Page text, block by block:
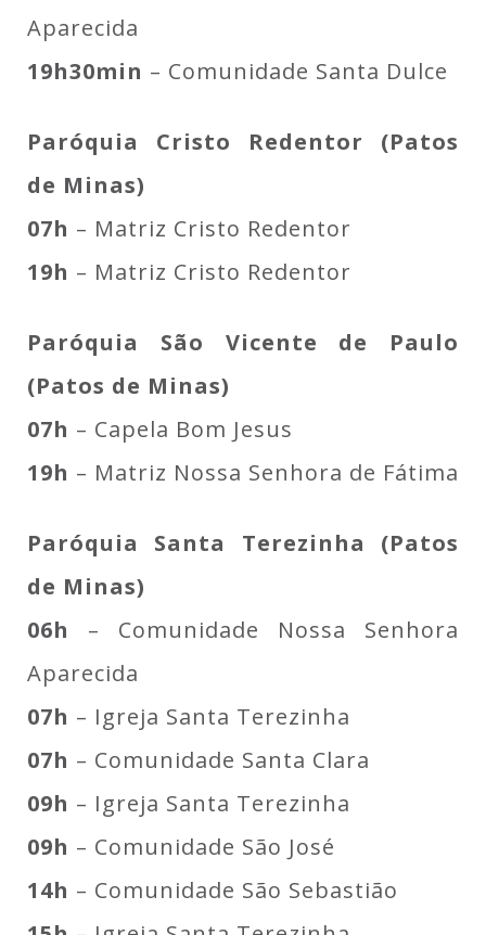
Aparecida
19h30min – Comunidade Santa Dulce
Paróquia Cristo Redentor (Patos
de Minas)
07h – Matriz Cristo Redentor
19h – Matriz Cristo Redentor
Paróquia São Vicente de Paulo
(Patos de Minas)
07h – Capela Bom Jesus
19h – Matriz Nossa Senhora de Fátima
Paróquia Santa Terezinha (Patos
de Minas)
06h
– Comunidade Nossa Senhora
Aparecida
07h – Igreja Santa Terezinha
07h – Comunidade Santa Clara
09h – Igreja Santa Terezinha
09h – Comunidade São José
14h – Comunidade São Sebastião